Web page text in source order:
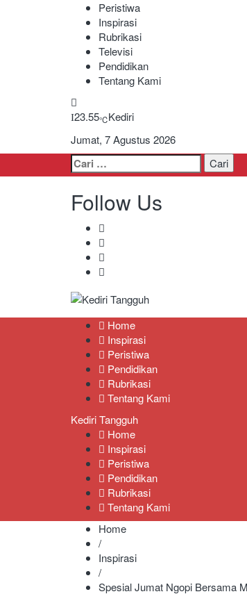
Peristiwa
Inspirasi
Rubrikasi
Televisi
Pendidikan
Tentang Kami
23.55℃Kediri
Jumat, 7 Agustus 2026
Cari
untuk:
Follow Us
Berita Akurat Terpercaya
Home
Inspirasi
Peristiwa
Pendidikan
Rubrikasi
Tentang Kami
Kediri Tangguh
Home
Inspirasi
Peristiwa
Pendidikan
Rubrikasi
Tentang Kami
Home
/
Inspirasi
/
Spesial Jumat Ngopi Bersama